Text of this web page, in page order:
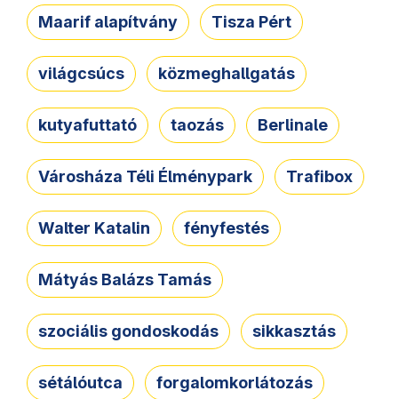
Maarif alapítvány Tisza Pért
világcsúcs közmeghallgatás
kutyafuttató taozás Berlinale
Városháza Téli Élménypark Trafibox
Walter Katalin fényfestés
Mátyás Balázs Tamás
szociális gondoskodás sikkasztás
sétálóutca forgalomkorlátozás